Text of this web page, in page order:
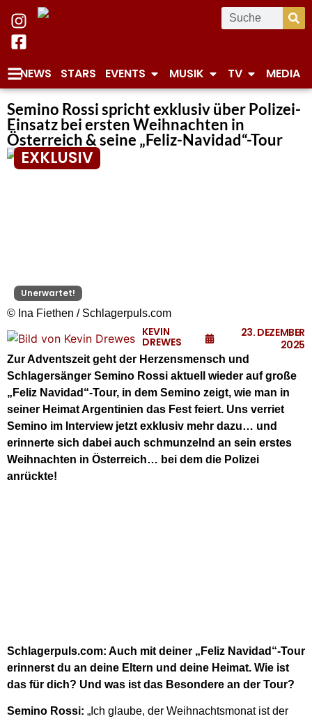
NEWS STARS EVENTS MUSIK TV MEDIA
Semino Rossi spricht exklusiv über Polizei-
Einsatz bei ersten Weihnachten in
Österreich & seine „Feliz-Navidad“-Tour
EXKLUSIV
Unerwartet!
© Ina Fiethen / Schlagerpuls.com
KEVIN
DREWES
23. DEZEMBER
2025
Zur Adventszeit geht der Herzensmensch und
Schlagersänger Semino Rossi aktuell wieder auf große
„Feliz Navidad“-Tour, in dem Semino zeigt, wie man in
seiner Heimat Argentinien das Fest feiert. Uns verriet
Semino im Interview jetzt exklusiv mehr dazu… und
erinnerte sich dabei auch schmunzelnd an sein erstes
Weihnachten in Österreich… bei dem die Polizei
anrückte!
Schlagerpuls.com: Auch mit deiner „Feliz Navidad“-Tour
erinnerst du an deine Eltern und deine Heimat. Wie ist
das für dich? Und was ist das Besondere an der Tour?
Semino Rossi: „ Ich glaube, der Weihnachtsmonat ist der